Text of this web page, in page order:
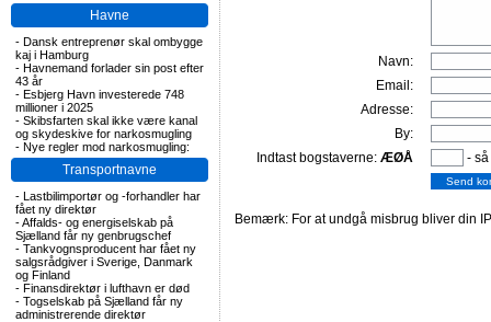
Havne
- Dansk entreprenør skal ombygge
kaj i Hamburg
- Havnemand forlader sin post efter
43 år
- Esbjerg Havn investerede 748
millioner i 2025
- Skibsfarten skal ikke være kanal
og skydeskive for narkosmugling
- Nye regler mod narkosmugling:
Transportnavne
- Lastbilimportør og -forhandler har
fået ny direktør
-Affalds- og energiselskab på
Sjælland får ny genbrugschef
- Tankvognsproducent har fået ny
salgsrådgiver i Sverige, Danmark
og Finland
- Finansdirektør i lufthavn er død
- Togselskab på Sjælland får ny
administrerende direktør
Navn:
Email:
Adresse:
By:
Indtast bogstaverne: ÆØÅ -
Bemærk: For at undgå misbrug bliver din